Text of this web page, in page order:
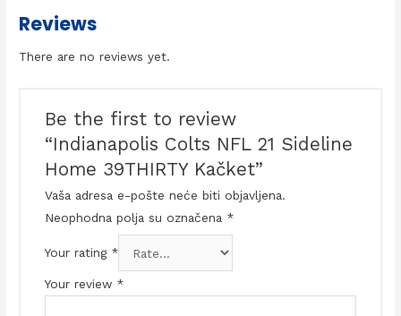
Reviews
There are no reviews yet.
Be the first to review
“Indianapolis Colts NFL 21 Sideline
Home 39THIRTY Kačket”
Vaša adresa e-pošte neće biti objavljena.
Neophodna polja su označena *
Your rating *
Your review *